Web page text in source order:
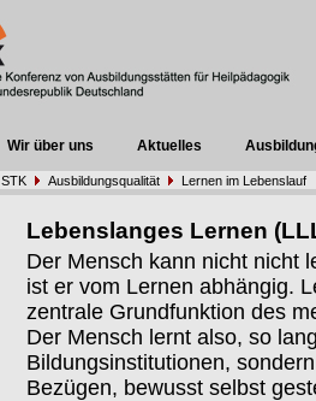
Wir über uns Aktuelles
STK Ausbildungsqualität Lernen im Lebenslauf
Lebenslanges Lernen
Der Mensch kann nicht nicht
ist er vom Lernen abhängig.
zentrale Grundfunktion des
Der Mensch lernt also, so
Bildungsinstitutionen,
Bezügen, bewusst selbst